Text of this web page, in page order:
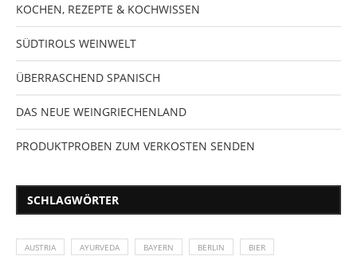
KOCHEN, REZEPTE & KOCHWISSEN
SÜDTIROLS WEINWELT
ÜBERRASCHEND SPANISCH
DAS NEUE WEINGRIECHENLAND
PRODUKTPROBEN ZUM VERKOSTEN SENDEN
SCHLAGWÖRTER
AUSTRIA AYURVEDA BAYERN BERLIN BIER